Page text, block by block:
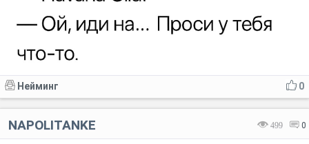
0
Нейминг
499 0
NAPOLITANKE